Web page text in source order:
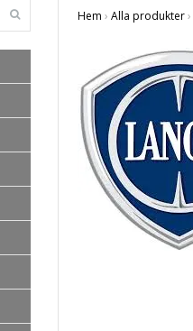
Hem › Alla produkter›